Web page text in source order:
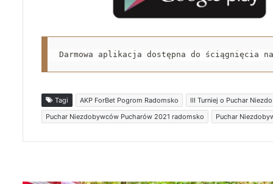
Darmowa aplikacja dostępna do ściągnięcia
Tagi AKP ForBet Pogrom Radomsko
III Turniej o Puchar
Puchar Niezdobywców Pucharów 2021 radomsko
Puchar